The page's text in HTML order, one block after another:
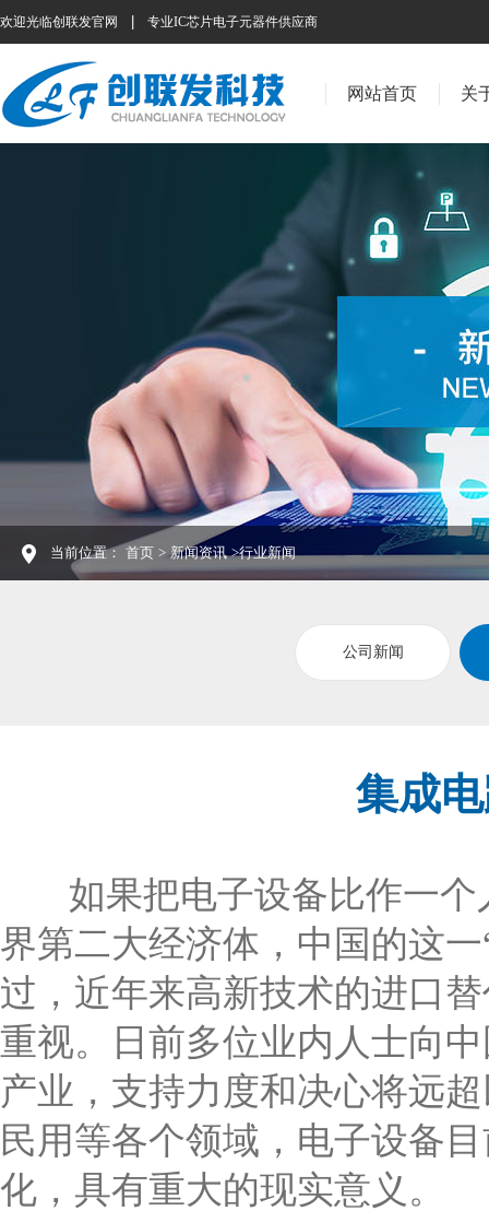
欢迎光临创联发官网 专业IC芯片电子元器件供应商
网站首页 关
当前位置： 首页 > 新闻资讯 >行业新闻
公司新闻
集成
如果把电子设备比作一个
界第二大经济体，中国的这
过，近年来高新技术的进口
重视。日前多位业内人士向
产业，支持力度和决心将远
民用等各个领域，电子设备
化，具有重大的现实意义。